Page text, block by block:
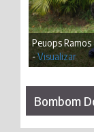
Peuops
-Visualizar
Bombom